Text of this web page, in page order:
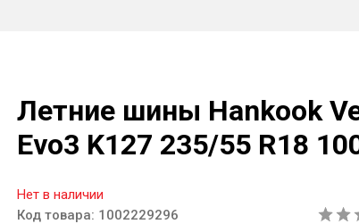
Летние шины Hankook
Evo3 K127 235/55 R18
Нет в наличии
Код товара: 1002229296